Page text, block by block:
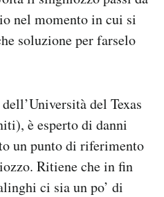
nel momento in cui si
soluzione per farselo
del Texas
è esperto di danni
un punto di riferimento
Ritiene che in fin
ci sia un po’ di